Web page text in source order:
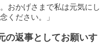
おかげさまで私は元気にし
ください。」
の返事としてお願いす